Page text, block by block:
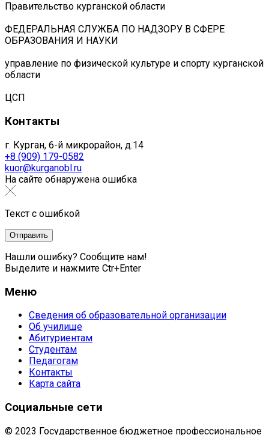
Правительство курганской области
ФЕДЕРАЛЬНАЯ СЛУЖБА ПО НАДЗОРУ В СФЕРЕ
ОБРАЗОВАНИЯ И НАУКИ
управление по физической культуре и спорту курганской
области
ЦСП
Контакты
г. Курган, 6-й микрорайон, д.14
+8 (909) 179-0582
kuor@kurganobl.ru
На сайте обнаружена ошибка
Текст с ошибкой
Нашли ошибку? Сообщите нам!
Выделите и нажмите Ctr+Enter
Меню
Сведения об образовательной организации
Об училище
Абитуриентам
Студентам
Педагогам
Контакты
Карта сайта
Социальные сети
© 2023 Государственное бюджетное профессиональное